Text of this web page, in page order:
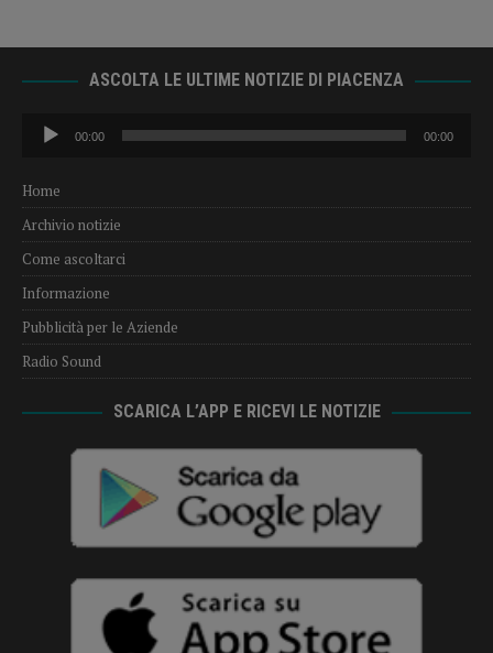
ASCOLTA LE ULTIME NOTIZIE DI PIACENZA
Audio
Player
00:00 00:00
Home
Archivio notizie
Come ascoltarci
Informazione
Pubblicità per le Aziende
Radio Sound
SCARICA L’APP E RICEVI LE NOTIZIE